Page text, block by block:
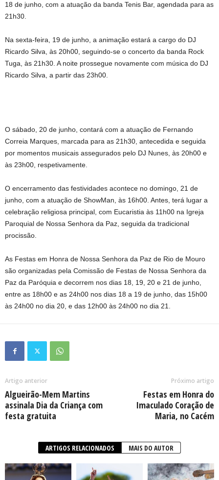
18 de junho, com a atuação da banda Tenis Bar, agendada para as
21h30.
Na sexta-feira, 19 de junho, a animação estará a cargo do DJ
Ricardo Silva, às 20h00, seguindo-se o concerto da banda Rock
Tuga, às 21h30. A noite prossegue novamente com música do DJ
Ricardo Silva, a partir das 23h00.
O sábado, 20 de junho, contará com a atuação de Fernando
Correia Marques, marcada para as 21h30, antecedida e seguida
por momentos musicais assegurados pelo DJ Nunes, às 20h00 e
às 23h00, respetivamente.
O encerramento das festividades acontece no domingo, 21 de
junho, com a atuação de ShowMan, às 16h00. Antes, terá lugar a
celebração religiosa principal, com Eucaristia às 11h00 na Igreja
Paroquial de Nossa Senhora da Paz, seguida da tradicional
procissão.
As Festas em Honra de Nossa Senhora da Paz de Rio de Mouro
são organizadas pela Comissão de Festas de Nossa Senhora da
Paz da Paróquia e decorrem nos dias 18, 19, 20 e 21 de junho,
entre as 18h00 e as 24h00 nos dias 18 a 19 de junho, das 15h00
às 24h00 no dia 20, e das 12h00 às 24h00 no dia 21.
Artigo anterior
Algueirão-Mem Martins
assinala Dia da Criança com
festa gratuita
Próximo artigo
Festas em Honra do
Imaculado Coração de
Maria, no Cacém
ARTIGOS RELACIONADOS MAIS DO AUTOR